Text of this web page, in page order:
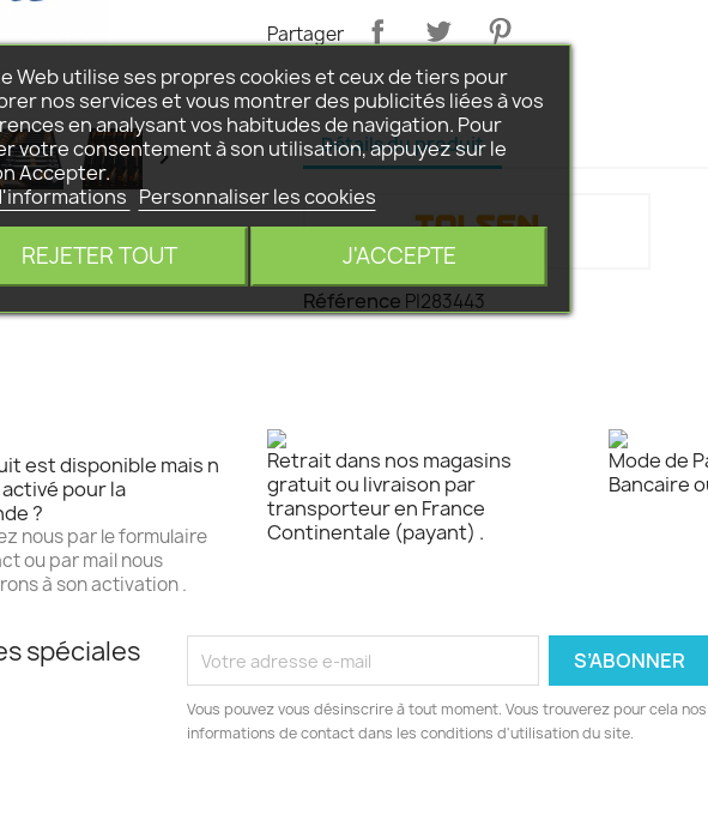

Partager
Détails du produit
Référence P|283443
est disponible mais n
pour la
?
nous par le formulaire
ou par mail nous
à son activation .
Retrait dans nos magasins
gratuit ou livraison par
transporteur en France
Continentale (payant) .
Mode de
Bancaire
spéciales
Vous pouvez vous désinscrire à tout moment. Vous trouverez pour cela nos
informations de contact dans les conditions d'utilisation du site.
Web utilise ses propres cookies et ceux de tiers pour
nos services et vous montrer des publicités liées à vos
en analysant vos habitudes de navigation. Pour
votre consentement à son utilisation, appuyez sur le
Accepter.
Personnaliser les cookies
REJETER TOUT J'ACCEPTE